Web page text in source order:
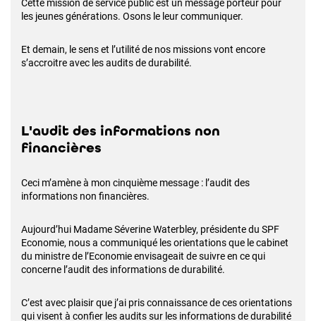
Cette mission de service public est un message porteur pour
les jeunes générations. Osons le leur communiquer.
Et demain, le sens et l’utilité de nos missions vont encore
s’accroitre avec les audits de durabilité.
L'audit des informations non
financières
Ceci m’amène à mon cinquième message : l’audit des
informations non financières.
Aujourd’hui Madame Séverine Waterbley, présidente du SPF
Economie, nous a communiqué les orientations que le cabinet
du ministre de l’Economie envisageait de suivre en ce qui
concerne l’audit des informations de durabilité.
C’est avec plaisir que j’ai pris connaissance de ces orientations
qui visent à confier les audits sur les informations de durabilité